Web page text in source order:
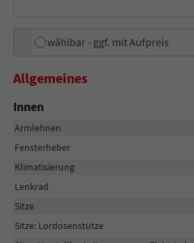
wählbar - ggf. mit Aufpreis
Allgemeines
Innen
Armlehnen
Fensterheber
Klimatisierung
Lenkrad
Sitze
Sitze: Lordosenstütze